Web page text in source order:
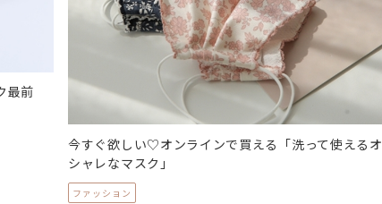
最前
今すぐ欲しい♡オンラインで買える「洗って使えるオ
シャレなマスク」
ファッション